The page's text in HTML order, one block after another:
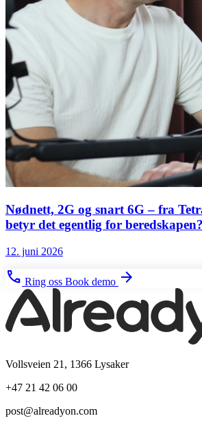
Nødnett, 2G og snart 6G – fra
betyr det egentlig for beredskapen?
12. juni 2026
phone Ring oss Book demo arrow_forward
Vollsveien 21, 1366 Lysaker
+47 21 42 06 00
post@alreadyon.com